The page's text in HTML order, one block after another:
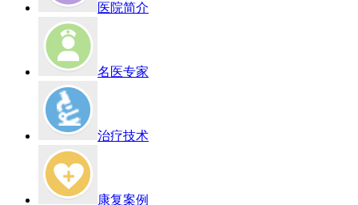
医院简介
名医专家
治疗技术
康复案例